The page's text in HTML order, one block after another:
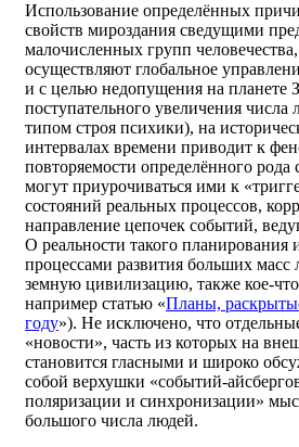
Использование определённых
свойств мироздания сведущими
малочисленных групп
осуществляют глобальное
и с целью недопущения на планете
поступательного увеличения
типом строя психики), на
интервалах времени приводит к
повторяемости определённого
могут приурочиваться ими к
состояний реальных процессов,
направление цепочек событий,
О реальности такого планирования
процессами развития больших
земную цивилизацию, также кое-
например статью «Планы,
году»). Не исключено, что
«новости», часть из которых на
становится гласными и широко
собой верхушки «событий-
поляризации и синхронизации»
большого числа людей.